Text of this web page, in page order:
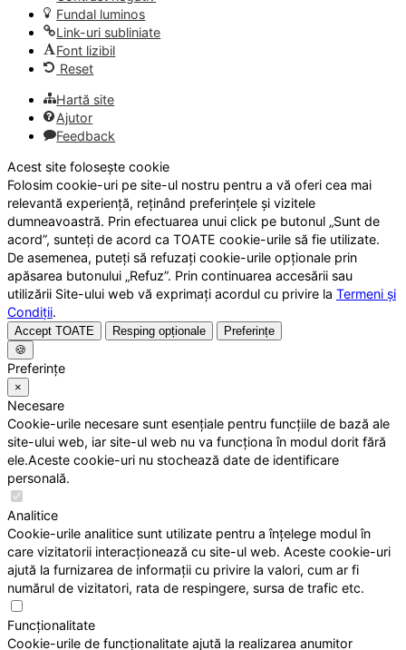
Fundal luminos
Link-uri subliniate
Font lizibil
Reset
Hartă site
Ajutor
Feedback
Acest site folosește cookie
Folosim cookie-uri pe site-ul nostru pentru a vă oferi cea mai
relevantă experiență, reținând preferințele și vizitele
dumneavoastră. Prin efectuarea unui click pe butonul „Sunt de
acord”, sunteți de acord ca TOATE cookie-urile să fie utilizate.
De asemenea, puteți să refuzați cookie-urile opționale prin
apăsarea butonului „Refuz”. Prin continuarea accesării sau
utilizării Site-ului web vă exprimați acordul cu privire la Termeni și
Condiții.
Accept TOATE Resping opționale
Preferințe
🍪
Preferințe
×
Necesare
Cookie-urile necesare sunt esențiale pentru funcțiile de bază ale
site-ului web, iar site-ul web nu va funcționa în modul dorit fără
ele.Aceste cookie-uri nu stochează date de identificare
personală.
Analitice
Cookie-urile analitice sunt utilizate pentru a înțelege modul în
care vizitatorii interacționează cu site-ul web. Aceste cookie-uri
ajută la furnizarea de informații cu privire la valori, cum ar fi
numărul de vizitatori, rata de respingere, sursa de trafic etc.
Funcționalitate
Cookie-urile de funcționalitate ajută la realizarea anumitor